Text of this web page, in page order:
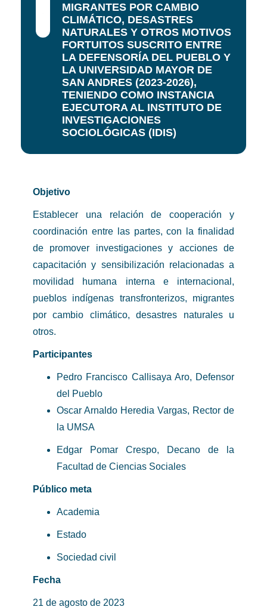
MIGRANTES POR CAMBIO
CLIMÁTICO, DESASTRES
NATURALES Y OTROS MOTIVOS
FORTUITOS SUSCRITO ENTRE
LA DEFENSORÍA DEL PUEBLO Y
LA UNIVERSIDAD MAYOR DE
SAN ANDRES (2023-2026),
TENIENDO COMO INSTANCIA
EJECUTORA AL INSTITUTO DE
INVESTIGACIONES
SOCIOLÓGICAS (IDIS)
Objetivo
Establecer una relación de cooperación y
coordinación entre las partes, con la finalidad
de promover investigaciones y acciones de
capacitación y sensibilización relacionadas a
movilidad humana interna e internacional,
pueblos indígenas transfronterizos, migrantes
por cambio climático, desastres naturales u
otros.
Participantes
Pedro Francisco Callisaya Aro, Defensor
del Pueblo
Oscar Arnaldo Heredia Vargas, Rector de
la UMSA
Edgar Pomar Crespo, Decano de la
Facultad de Ciencias Sociales
Público meta
Academia
Estado
Sociedad civil
Fecha
21 de agosto de 2023